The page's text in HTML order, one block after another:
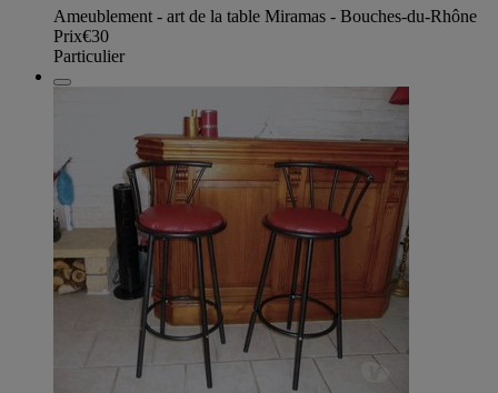
Ameublement - art de la table Miramas - Bouches-du-Rhône
Prix€30
Particulier